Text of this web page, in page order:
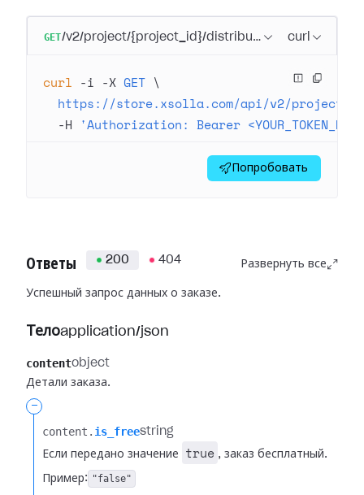
GET/v2/project/{project_id}/distribution_hub/order/
curl
curl -i -X GET \
https://store.xsolla.com/api/v2/project/
  -H
'Authorization: Bearer
Попробовать
Ответы 200 404 Развернуть все
Успешный запрос данных о заказе.
Телоapplication/json
contentobject
Детали заказа.
-
content.​ is_freestring
Если передано значение
true , заказ бесплатный.
Пример: "false"